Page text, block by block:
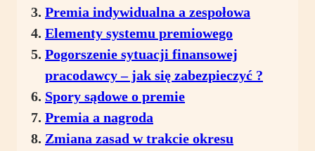
Premia indywidualna a zespołowa
Elementy systemu premiowego
Pogorszenie sytuacji finansowej
pracodawcy – jak się zabezpieczyć ?
Spory sądowe o premie
Premia a nagroda
Zmiana zasad w trakcie okresu